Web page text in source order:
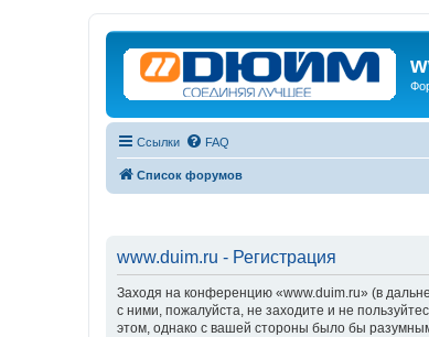
Ссылки FAQ
Список форумов
www.duim.ru - Регистрация
Заходя на конференцию «www.duim.ru» (в
с ними, пожалуйста, не заходите и не
этом, однако с вашей стороны было бы